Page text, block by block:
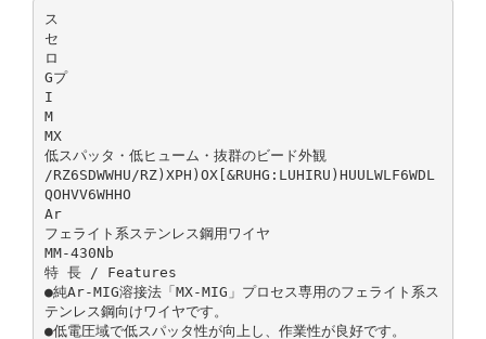
ス
セ
ロ
Gプ
I
M
MX
低スパッタ・低ヒューム・抜群のビード外観
/RZ6SDWWHU/RZ)XPH)OX[&RUHG:LUHIRU)HUULWLF6WDL
QOHVV6WHHO
Ar
フェライト系ステンレス鋼用ワイヤ
MM-430Nb
特 長 / Features
●純Ar-MIG溶接法「MX-MIG」プロセス専用のフェライト系ス
テンレス鋼向けワイヤです。
●低電圧域で低スパッタ性が向上し、作業性が良好です。